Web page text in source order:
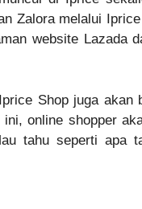
Zalora melalui
website Lazada
Shop juga
online shopper
tahu seperti apa